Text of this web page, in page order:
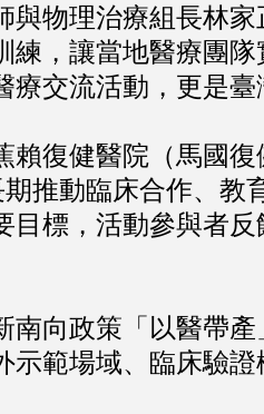
物理治療組長林家
，讓當地醫療團
交流活動，更是
復健醫院（馬國復
推動臨床合作、
標，活動參與者
向政策「以醫帶產
範場域、臨床驗